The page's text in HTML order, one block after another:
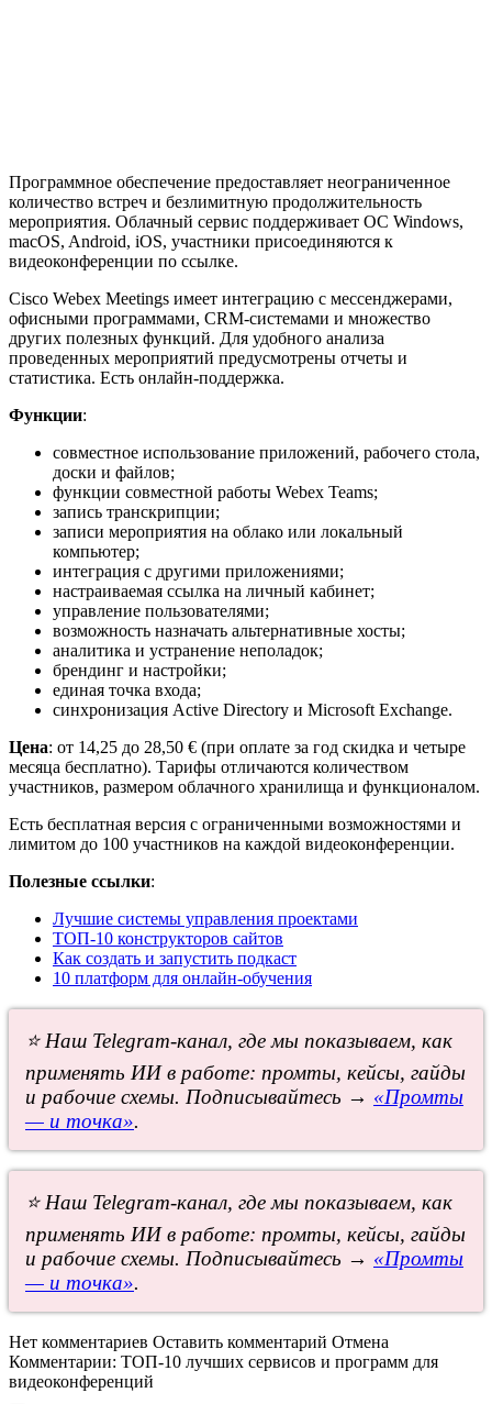
Программное обеспечение предоставляет неограниченное
количество встреч и безлимитную продолжительность
мероприятия. Облачный сервис поддерживает ОС Windows,
macOS, Android, iOS, участники присоединяются к
видеоконференции по ссылке.
Cisco Webex Meetings имеет интеграцию с мессенджерами,
офисными программами, CRM-системами и множество
других полезных функций. Для удобного анализа
проведенных мероприятий предусмотрены отчеты и
статистика. Есть онлайн-поддержка.
Функции:
совместное использование приложений, рабочего стола,
доски и файлов;
функции совместной работы Webex Teams;
запись транскрипции;
записи мероприятия на облако или локальный
компьютер;
интеграция с другими приложениями;
настраиваемая ссылка на личный кабинет;
управление пользователями;
возможность назначать альтернативные хосты;
аналитика и устранение неполадок;
брендинг и настройки;
единая точка входа;
синхронизация Active Directory и Microsoft Exchange.
Цена: от 14,25 до 28,50 € (при оплате за год скидка и четыре
месяца бесплатно). Тарифы отличаются количеством
участников, размером облачного хранилища и функционалом.
Есть бесплатная версия с ограниченными возможностями и
лимитом до 100 участников на каждой видеоконференции.
Полезные ссылки:
Лучшие системы управления проектами
ТОП-10 конструкторов сайтов
Как создать и запустить подкаст
10 платформ для онлайн-обучения
⭐ Наш Telegram-канал, где мы показываем, как
применять ИИ в работе: промты, кейсы, гайды
и рабочие схемы. Подписывайтесь → «Промты
— и точка».
⭐ Наш Telegram-канал, где мы показываем, как
применять ИИ в работе: промты, кейсы, гайды
и рабочие схемы. Подписывайтесь → «Промты
— и точка».
Нет комментариев Оставить комментарий Отмена
Комментарии: ТОП-10 лучших сервисов и программ для
видеоконференций